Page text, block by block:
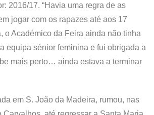
2016/17. “Havia uma regra de as
jogar com os rapazes até aos 17
o Académico da Feira ainda não tinha
equipa sénior feminina e fui obrigada a
mais perto… ainda estava a terminar
em S. João da Madeira, rumou, nas